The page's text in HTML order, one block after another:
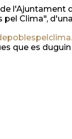
Clima",
que es